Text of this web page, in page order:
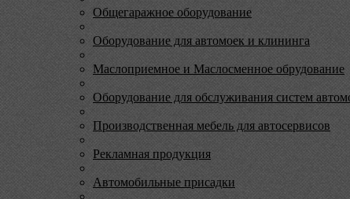
Общегаражное оборудование
Оборудование для автомоек и клининга
Маслоприемное и Маслосменное обрудование
Оборудование для обслуживания систем
Производственная мебель для автосервисов
Рекламная продукция
Автомобильные присадки